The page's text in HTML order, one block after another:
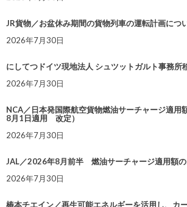
JR貨物／お盆休み期間の貨物列車の運転計画につ
2026年7月30日
にしてつドイツ現地法人 シュツットガルト事務所
2026年7月30日
NCA／日本発国際航空貨物燃油サーチャージ適用
8月1日適用 改定）
2026年7月30日
JAL／2026年8月前半 燃油サーチャージ適用額の
2026年7月30日
椿本チエイン／再生可能エネルギーを活用し、カ